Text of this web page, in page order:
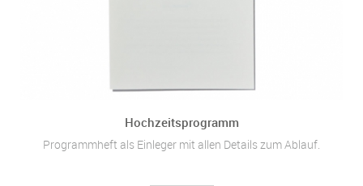
Hochzeitsprogramm
Programmheft als Einleger mit allen Details zum Ablauf.